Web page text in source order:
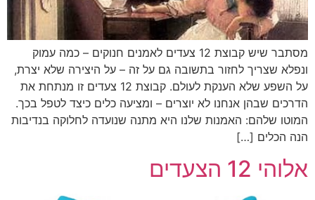
מסתבר שיש קבוצת 12 צעדים לאמנים חנוקים – כמה עמוק
ונפלא שצריך לחזור בתשובה גם על זה – על היצירה שלא יצרת,
על השפע שלא הענקת לעולם. קבוצת 12 צעדים זו מנתחת את
הדרכים שבהן אנחנו לא יוצרים – ומציעה כלים כיצד לטפל בכך.
המוטו שלהם: האמנות שלנו היא מתנה שנועדה לחלוקה בנדיבות
הנה הכלים […]
אלוהי 12 הצעדים